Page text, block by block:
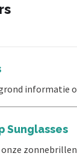
informatie
Sunglasses